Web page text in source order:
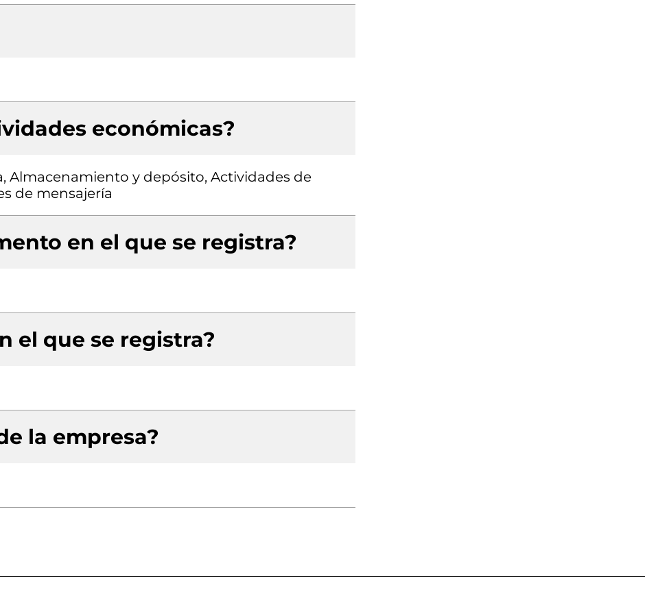
económicas?
Almacenamiento y depósito, Actividades de
de mensajería
en el que se registra?
el que se registra?
la empresa?